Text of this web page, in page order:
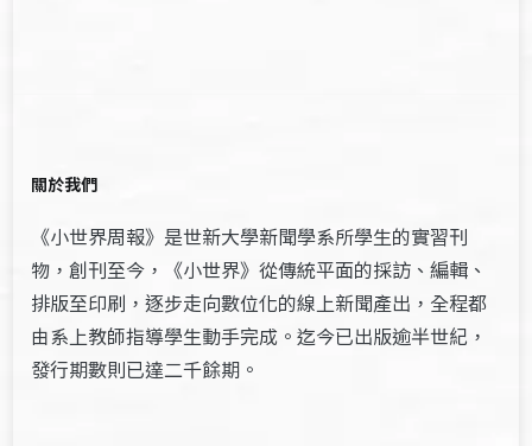
關於我們
《小世界周報》是世新大學新聞學系所學生的實習刊
物，創刊至今，《小世界》從傳統平面的採訪、編輯、
排版至印刷，逐步走向數位化的線上新聞產出，全程都
由系上教師指導學生動手完成。迄今已出版逾半世紀，
發行期數則已達二千餘期。